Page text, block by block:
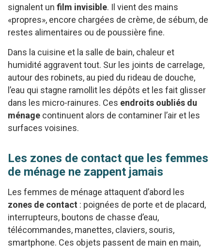
signalent un film invisible. Il vient des mains
«propres», encore chargées de crème, de sébum, de
restes alimentaires ou de poussière fine.
Dans la cuisine et la salle de bain, chaleur et
humidité aggravent tout. Sur les joints de carrelage,
autour des robinets, au pied du rideau de douche,
l’eau qui stagne ramollit les dépôts et les fait glisser
dans les micro-rainures. Ces endroits oubliés du
ménage continuent alors de contaminer l’air et les
surfaces voisines.
Les zones de contact que les femmes
de ménage ne zappent jamais
Les femmes de ménage attaquent d’abord les
zones de contact : poignées de porte et de placard,
interrupteurs, boutons de chasse d’eau,
télécommandes, manettes, claviers, souris,
smartphone. Ces objets passent de main en main,